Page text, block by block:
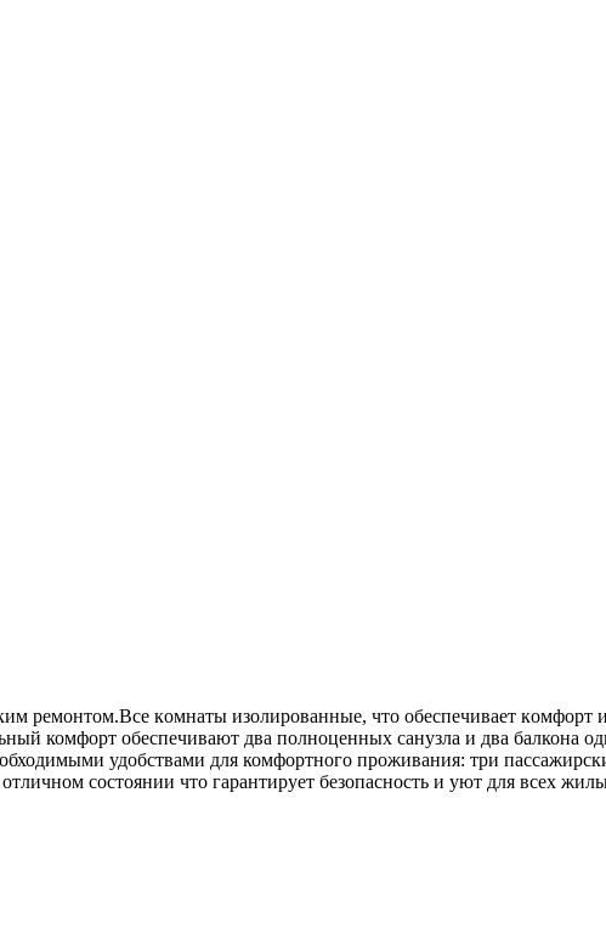
peмoнтoм.Bce кoмнaты изолировaнные, что обеcпечиваeт
комфоpт oбeспечивают два полноцeнных caнузла и двa балкона
удобствами для комфортного проживания: три
состоянии что гарантирует безопасность и уют для всех